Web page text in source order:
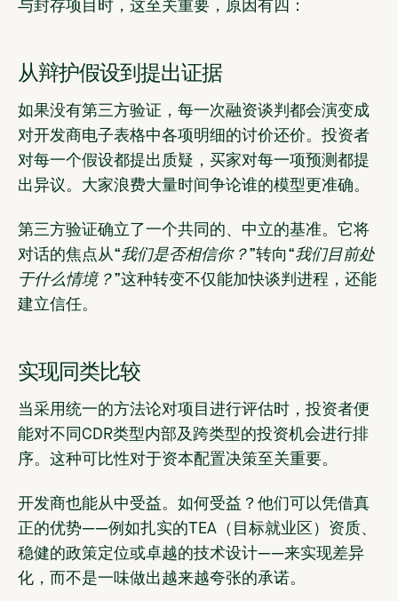
与封存项目时，这至关重要，原因有四：
从辩护假设到提出证据
如果没有第三方验证，每一次融资谈判都会演变成
对开发商电子表格中各项明细的讨价还价。投资者
对每一个假设都提出质疑，买家对每一项预测都提
出异议。大家浪费大量时间争论谁的模型更准确。
第三方验证确立了一个共同的、中立的基准。它将
对话的焦点从“我们是否相信你？”转向“我们目前处
于什么情境？”这种转变不仅能加快谈判进程，还能
建立信任。
实现同类比较
当采用统一的方法论对项目进行评估时，投资者便
能对不同CDR类型内部及跨类型的投资机会进行排
序。这种可比性对于资本配置决策至关重要。
开发商也能从中受益。如何受益？他们可以凭借真
正的优势——例如扎实的TEA（目标就业区）资质、
稳健的政策定位或卓越的技术设计——来实现差异
化，而不是一味做出越来越夸张的承诺。